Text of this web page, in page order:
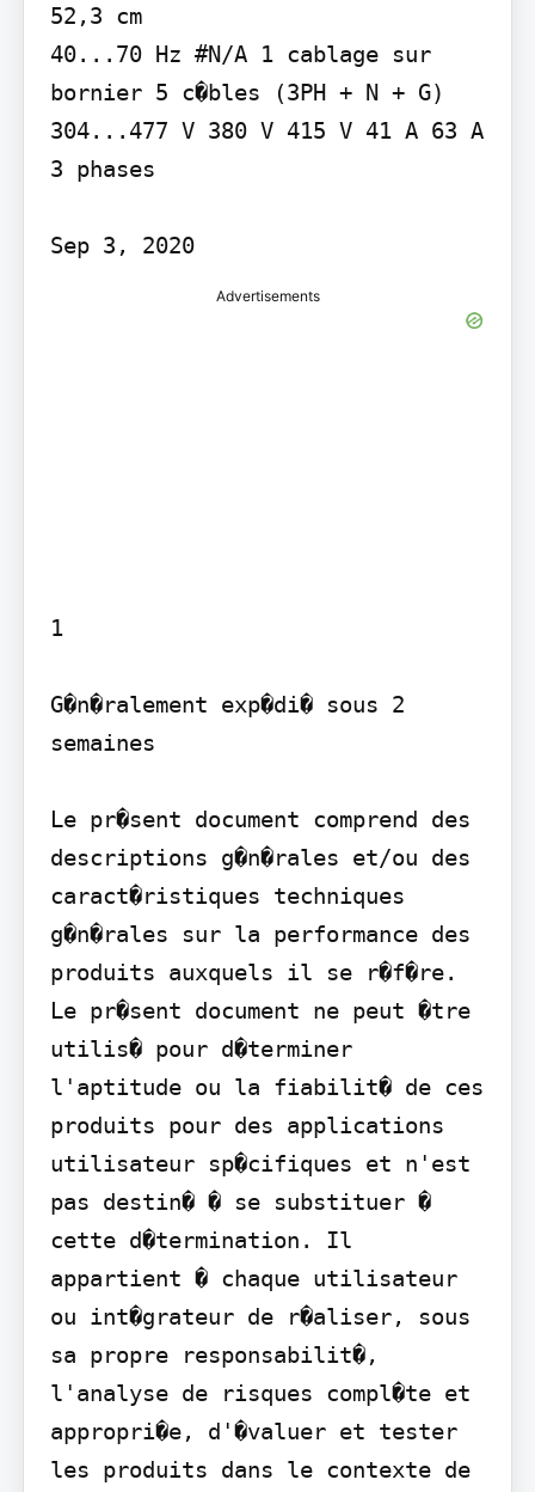
52,3 cm
40...70 Hz #N/A 1 cablage sur
bornier 5 c�bles (3PH + N + G)
304...477 V 380 V 415 V 41 A 63 A
3 phases
Sep 3, 2020
Advertisements
1
G�n�ralement exp�di� sous 2
semaines
Le pr�sent document comprend des
descriptions g�n�rales et/ou des
caract�ristiques techniques
g�n�rales sur la performance des
produits auxquels il se r�f�re.
Le pr�sent document ne peut �tre
utilis� pour d�terminer
l'aptitude ou la fiabilit� de ces
produits pour des applications
utilisateur sp�cifiques et n'est
pas destin� � se substituer �
cette d�termination. Il
appartient � chaque utilisateur
ou int�grateur de r�aliser, sous
sa propre responsabilit�,
l'analyse de risques compl�te et
appropri�e, d'�valuer et tester
les produits dans le contexte de